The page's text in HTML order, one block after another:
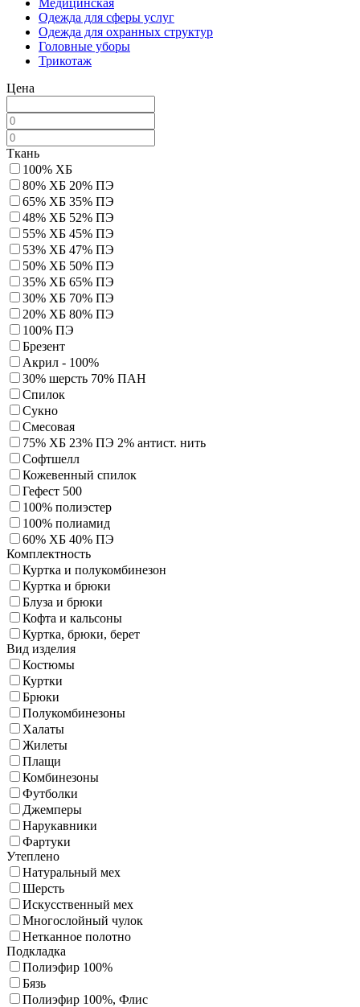
Одежда для сферы услуг
Одежда для охранных структур
Головные уборы
Трикотаж
Цена
Ткань
100% ХБ
80% ХБ 20% ПЭ
65% ХБ 35% ПЭ
48% ХБ 52% ПЭ
55% ХБ 45% ПЭ
53% ХБ 47% ПЭ
50% ХБ 50% ПЭ
35% ХБ 65% ПЭ
30% ХБ 70% ПЭ
20% ХБ 80% ПЭ
100% ПЭ
Брезент
Акрил - 100%
30% шерсть 70% ПАН
Спилок
Сукно
Смесовая
75% ХБ 23% ПЭ 2% антист. нить
Софтшелл
Кожевенный спилок
Гефест 500
100% полиэстер
100% полиамид
60% ХБ 40% ПЭ
Комплектность
Куртка и полукомбинезон
Куртка и брюки
Блуза и брюки
Кофта и кальсоны
Куртка, брюки, берет
Вид изделия
Костюмы
Куртки
Брюки
Полукомбинезоны
Халаты
Жилеты
Плащи
Комбинезоны
Футболки
Джемперы
Нарукавники
Фартуки
Утеплено
Натуральный мех
Шерсть
Искусственный мех
Многослойный чулок
Нетканное полотно
Подкладка
Полиэфир 100%
Бязь
Полиэфир 100%, Флис